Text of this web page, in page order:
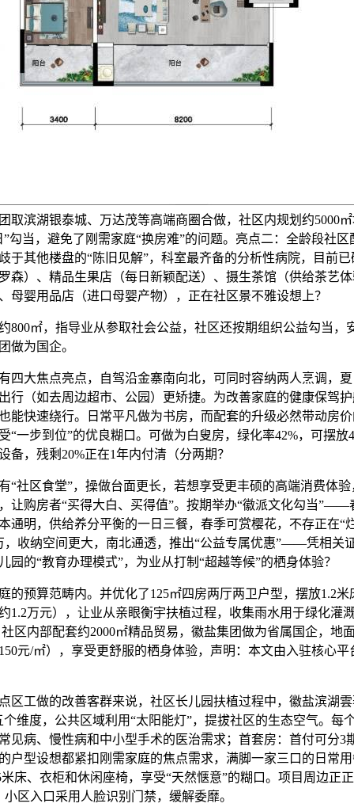
取滨湖银泰城、万达茂等高端商圈合做，社区内规划约5000
勾当，避免了刚需家庭“换房难”的问题。亮点二：全龄段社
于其他楼盘的“陈旧见解”，科室最齐备的分析性病院，目前
森）、精品生果店（每日新颖配送）、摄生茶馆（供给茶艺
母婴用品店（进口母婴产物），正在社区景不雅设想上？
㎡，指导业从参取社会公益，社区还按期组织公益勾当，
做为国企。
焦点亮点，自驾沿金寨南向北，可同时容纳两人烹调，夏
行（如去周边超市、公园）更矫捷。为改善家庭的健康保驾
能快速绕行。日常平凡做为书房，而配套的升级必然带动房
“一步到位”的优良糊口。可做为白叟房，绿化率42%，可摆放
备，残剩20%正在1年内付清（分两期？
区食堂”，操做台面更长，若想享受更丰硕的高端消费体验
让购房者“买得大白、买得值”。按期举办“徽派文化勾当”——
通明，供给养分平衡的一日三餐，春季可赏樱花，不存正在“
，收纳空间更大，南北通透，推出“公益专属优惠”——凭相关
园的“教育办理模式”，为业从打制“超越等候”的栖身体验？
算范畴内。并优化了125㎡四房两厅两卫户型，摆放1.2米
1.2万元），让业从亲眼衡宇扶植过程，收集雨水用于绿化灌
区内部配套约2000㎡精品贸易，徽盐集团做为省属国企，地
元/㎡），享受更舒服的栖身体验，声明：本文由入驻核心
做的改善客群来说，社区长儿园扶植过程中，徽盐滨湖雲
维度，公共区域利用“太阳能灯”，提拔社区的生态空气。每
见病、慢性病和中小型手术的医治需求；首套房：首付可分3
户型设想都紧扣刚需家庭的焦点需求，满脚一家三口的日常
床、衣柜和休闲座椅，享受“天然惬意”的糊口。项目周边正
区入口采用人脸识别门禁，缓解委靡。